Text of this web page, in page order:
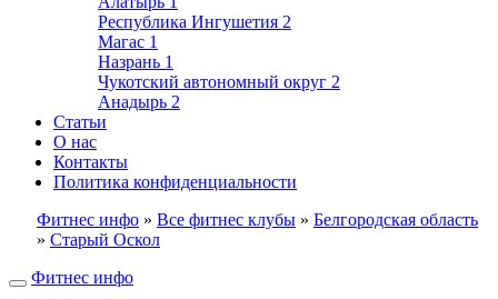
Республика Ингушетия 2
Магас 1
Назрань 1
Чукотский автономный округ 2
Анадырь 2
Статьи
О нас
Контакты
Политика конфиденциальности
Фитнес инфо » Все фитнес клубы » Белгородская область
» Старый Оскол
Фитнес инфо